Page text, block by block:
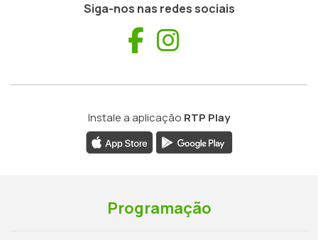
Siga-nos nas redes sociais
Facebook
Instale a aplicação RTP Play
Programação